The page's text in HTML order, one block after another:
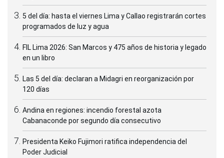
5 del día: hasta el viernes Lima y Callao registrarán cortes
programados de luz y agua
FIL Lima 2026: San Marcos y 475 años de historia y legado
en un libro
Las 5 del día: declaran a Midagri en reorganización por
120 días
Andina en regiones: incendio forestal azota
Cabanaconde por segundo día consecutivo
Presidenta Keiko Fujimori ratifica independencia del
Poder Judicial